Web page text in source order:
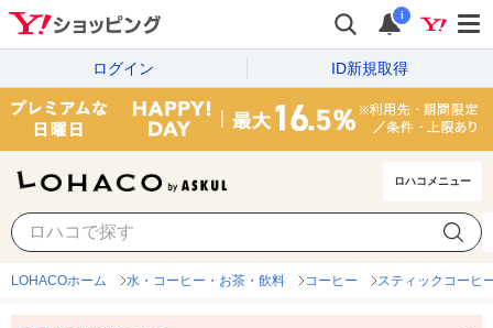
i
ログイン ID新規取得
ロハコメニュー
LOHACOホーム 水・コーヒー・お茶・飲料 コーヒー スティックコーヒ